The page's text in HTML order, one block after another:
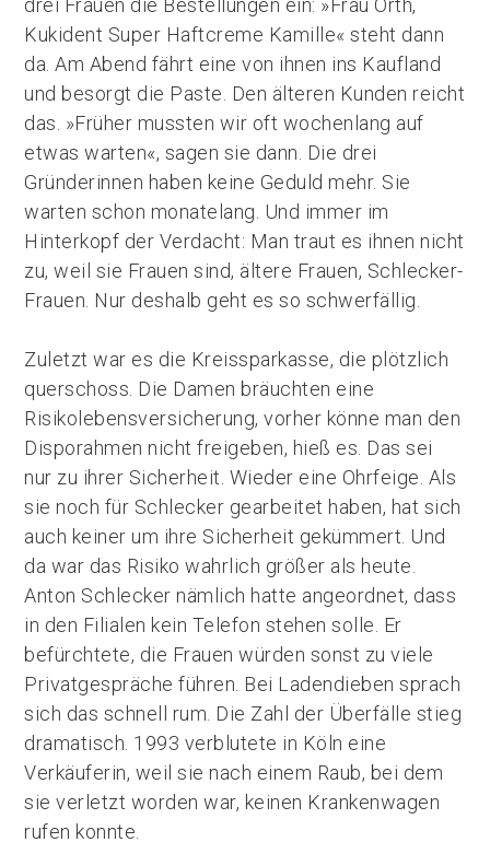
drei Frauen die Bestellungen ein: »Frau Orth,
Kukident Super Haftcreme Kamille« steht dann
da. Am Abend fährt eine von ihnen ins Kaufland
und besorgt die Paste. Den älteren Kunden reicht
das. »Früher mussten wir oft wochenlang auf
etwas warten«, sagen sie dann. Die drei
Gründerinnen haben keine Geduld mehr. Sie
warten schon monatelang. Und immer im
Hinterkopf der Verdacht: Man traut es ihnen nicht
zu, weil sie Frauen sind, ältere Frauen, Schlecker-
Frauen. Nur deshalb geht es so schwerfällig.
Zuletzt war es die Kreissparkasse, die plötzlich
querschoss. Die Damen bräuchten eine
Risikolebensversicherung, vorher könne man den
Disporahmen nicht freigeben, hieß es. Das sei
nur zu ihrer Sicherheit. Wieder eine Ohrfeige. Als
sie noch für Schlecker gearbeitet haben, hat sich
auch keiner um ihre Sicherheit gekümmert. Und
da war das Risiko wahrlich größer als heute.
Anton Schlecker nämlich hatte angeordnet, dass
in den Filialen kein Telefon stehen solle. Er
befürchtete, die Frauen würden sonst zu viele
Privatgespräche führen. Bei Ladendieben sprach
sich das schnell rum. Die Zahl der Überfälle stieg
dramatisch. 1993 verblutete in Köln eine
Verkäuferin, weil sie nach einem Raub, bei dem
sie verletzt worden war, keinen Krankenwagen
rufen konnte.